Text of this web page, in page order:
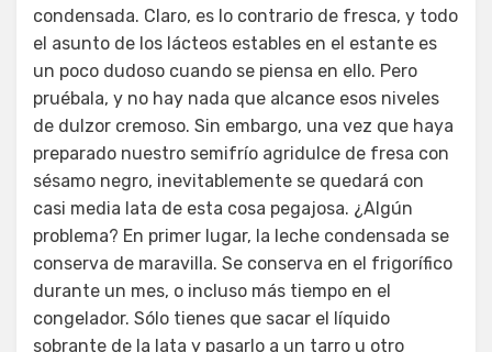
condensada. Claro, es lo contrario de fresca, y todo
el asunto de los lácteos estables en el estante es
un poco dudoso cuando se piensa en ello. Pero
pruébala, y no hay nada que alcance esos niveles
de dulzor cremoso. Sin embargo, una vez que haya
preparado nuestro semifrío agridulce de fresa con
sésamo negro, inevitablemente se quedará con
casi media lata de esta cosa pegajosa. ¿Algún
problema? En primer lugar, la leche condensada se
conserva de maravilla. Se conserva en el frigorífico
durante un mes, o incluso más tiempo en el
congelador. Sólo tienes que sacar el líquido
sobrante de la lata y pasarlo a un tarro u otro